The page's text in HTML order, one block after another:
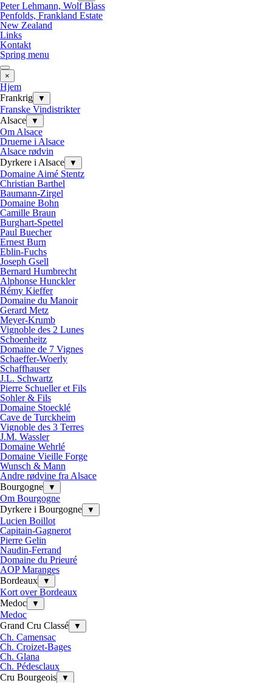
Peter Lehmann, Wolf Blass
Penfolds, Frankland Estate
New Zealand
Links
Kontakt
Spring menu
×
Hjem
Frankrig
▼
Franske Vindistrikter
Alsace
▼
Om Alsace
Druerne i Alsace
Alsace rødvin
Dyrkere i Alsace
▼
Domaine Aimé Stentz
Christian Barthel
Baumann-Zirgel
Domaine Bohn
Camille Braun
Burghart-Spettel
Paul Buecher
Ernest Burn
Eblin-Fuchs
Joseph Gsell
Bernard Humbrecht
Alphonse Hunckler
Rémy Kieffer
Domaine du Manoir
Gerard Metz
Meyer-Krumb
Vignoble des 2 Lunes
Schoenheitz
Domaine de 7 Vignes
Schaeffer-Woerly
Schaffhauser
J.L. Schwartz
Pierre Schueller et Fils
Sohler & Fils
Domaine Stoecklé
Cave de Turckheim
Vignoble des 3 Terres
J.M. Wassler
Domaine Wehrlé
Domaine Vieille Forge
Wunsch & Mann
Andre rødvine fra Alsace
Bourgogne
▼
Om Bourgogne
Dyrkere i Bourgogne
▼
Lucien Boillot
Capitain-Gagnerot
Pierre Gelin
Naudin-Ferrand
Domaine du Prieuré
AOP Maranges
Bordeaux
▼
Kort over Bordeaux
Medoc
▼
Medoc
Grand Cru Classé
▼
Ch. Camensac
Ch. Croizet-Bages
Ch. Glana
Ch. Pédesclaux
Cru Bourgeois
▼